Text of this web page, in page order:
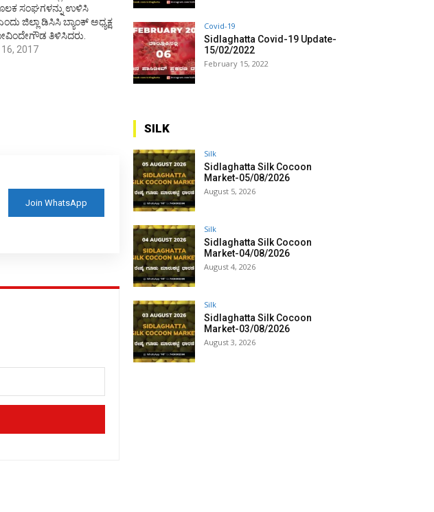
ಸಂಘಗಳನ್ನು ಉಳಿಸಿ
ಜಿಲ್ಲಾ ಡಿಸಿಸಿ ಬ್ಯಾಂಕ್ ಅಧ್ಯಕ್ಷ
ತಿಳಿಸಿದರು.
ದೇವಗಾನಹಳ್ಳಿ ಗ್ರಾಮದಲ್ಲಿ
೬೪ ನೇ ಅಖಿಲ
2017
Join WhatsApp
Covid-19
Sidlaghatta Covid-19 Update-
15/02/2022
February 15, 2022
SILK
Silk
Sidlaghatta Silk Cocoon
Market-05/08/2026
August 5, 2026
Silk
Sidlaghatta Silk Cocoon
Market-04/08/2026
August 4, 2026
Silk
Sidlaghatta Silk Cocoon
Market-03/08/2026
August 3, 2026